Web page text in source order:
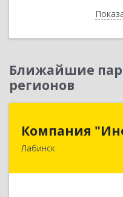
Ближайшие
регионов
Компания
Лабинск352500,